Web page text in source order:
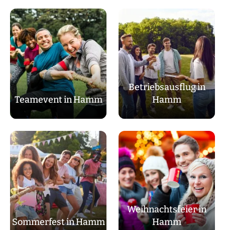
Teamevent in Hamm
Betriebsausflug in
Hamm
Sommerfest in Hamm
Weihnachtsfeier in
Hamm